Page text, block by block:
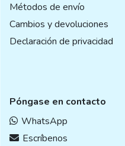
Métodos de envío
Cambios y devoluciones
Declaración de privacidad
Póngase en contacto
WhatsApp
Escríbenos